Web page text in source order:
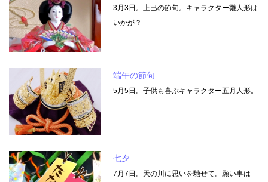
3月3日。上巳の節句。キャラクター雛人形は
いかが？
端午の節句
5月5日。子供も喜ぶキャラクター五月人形。
七夕
7月7日。天の川に思いを馳せて。願い事は